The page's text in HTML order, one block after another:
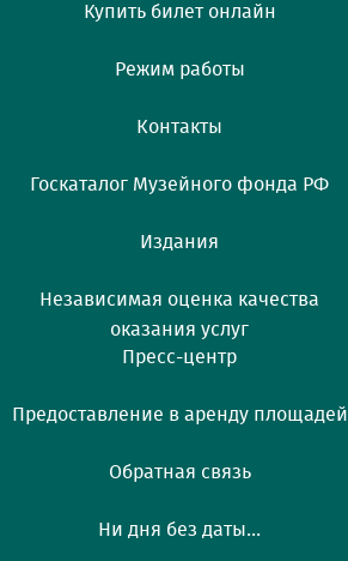
Купить билет онлайн
Режим работы
Контакты
Госкаталог Музейного фонда РФ
Издания
Независимая оценка качества
оказания услуг
Пресс-центр
Предоставление в аренду площадей
Обратная связь
Ни дня без даты...